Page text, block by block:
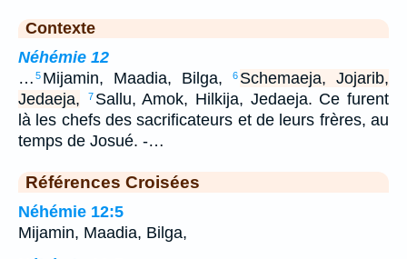
Contexte
Néhémie 12
… 5 Mijamin, Maadia, Bilga, 6 Schemaeja, Jojarib,
Jedaeja,
7 Sallu, Amok, Hilkija, Jedaeja. Ce furent
là les chefs des sacrificateurs et de leurs frères, au
temps de Josué. -…
Références Croisées
Néhémie 12:5
Mijamin, Maadia, Bilga,